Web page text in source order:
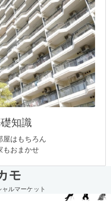
知識
屋はもちろん
もおまかせ
モ
ルマーケット